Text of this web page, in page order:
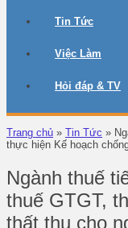
Tin Tức
Việc Làm
Hỏi đáp & TV
Trang chủ » Tin Tức »
thực hiện Kế hoạch
Ngành thuế
thuế GTGT,
thất thu cho